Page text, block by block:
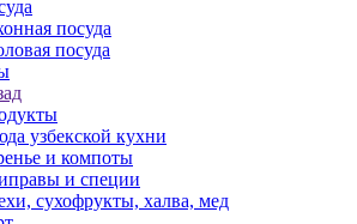
посуда
посуда
узбекской кухни
и компоты
и специи
сухофрукты, халва, мед